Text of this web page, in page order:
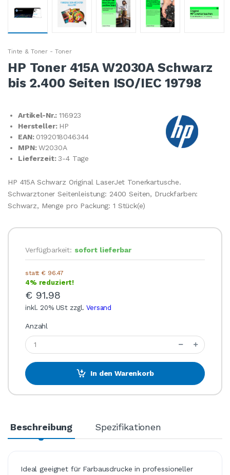
Tinte & Toner - Toner
HP Toner 415A W2030A Schwarz
bis 2.400 Seiten ISO/IEC 19798
Artikel-Nr.:116923
Hersteller: HP
EAN: 0192018046344
MPN:W2030A
Lieferzeit:3-4 Tage
HP 415A Schwarz Original LaserJet Tonerkartusche.
Schwarztoner Seitenleistung: 2400 Seiten, Druckfarben:
Schwarz, Menge pro Packung: 1 Stück(e)
Verfügbarkeit: sofort lieferbar
statt € 96.47
4% reduziert!
€ 91.98
inkl. 20% USt zzgl.Versand
Anzahl
In den Warenkorb
Beschreibung Spezifikationen
Ideal geeignet für Farbausdrucke in professioneller